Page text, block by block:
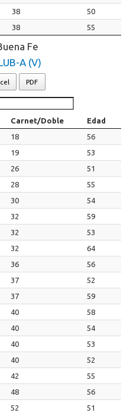
38
50
38 55
Fe
A (V)
PDF
Carnet/Doble
Edad
18
56
19
53
26
51
28
55
30
54
32
59
32
53
32
64
36
56
37
52
37
59
40
58
40
54
40
53
40
52
42
55
48
56
52
51